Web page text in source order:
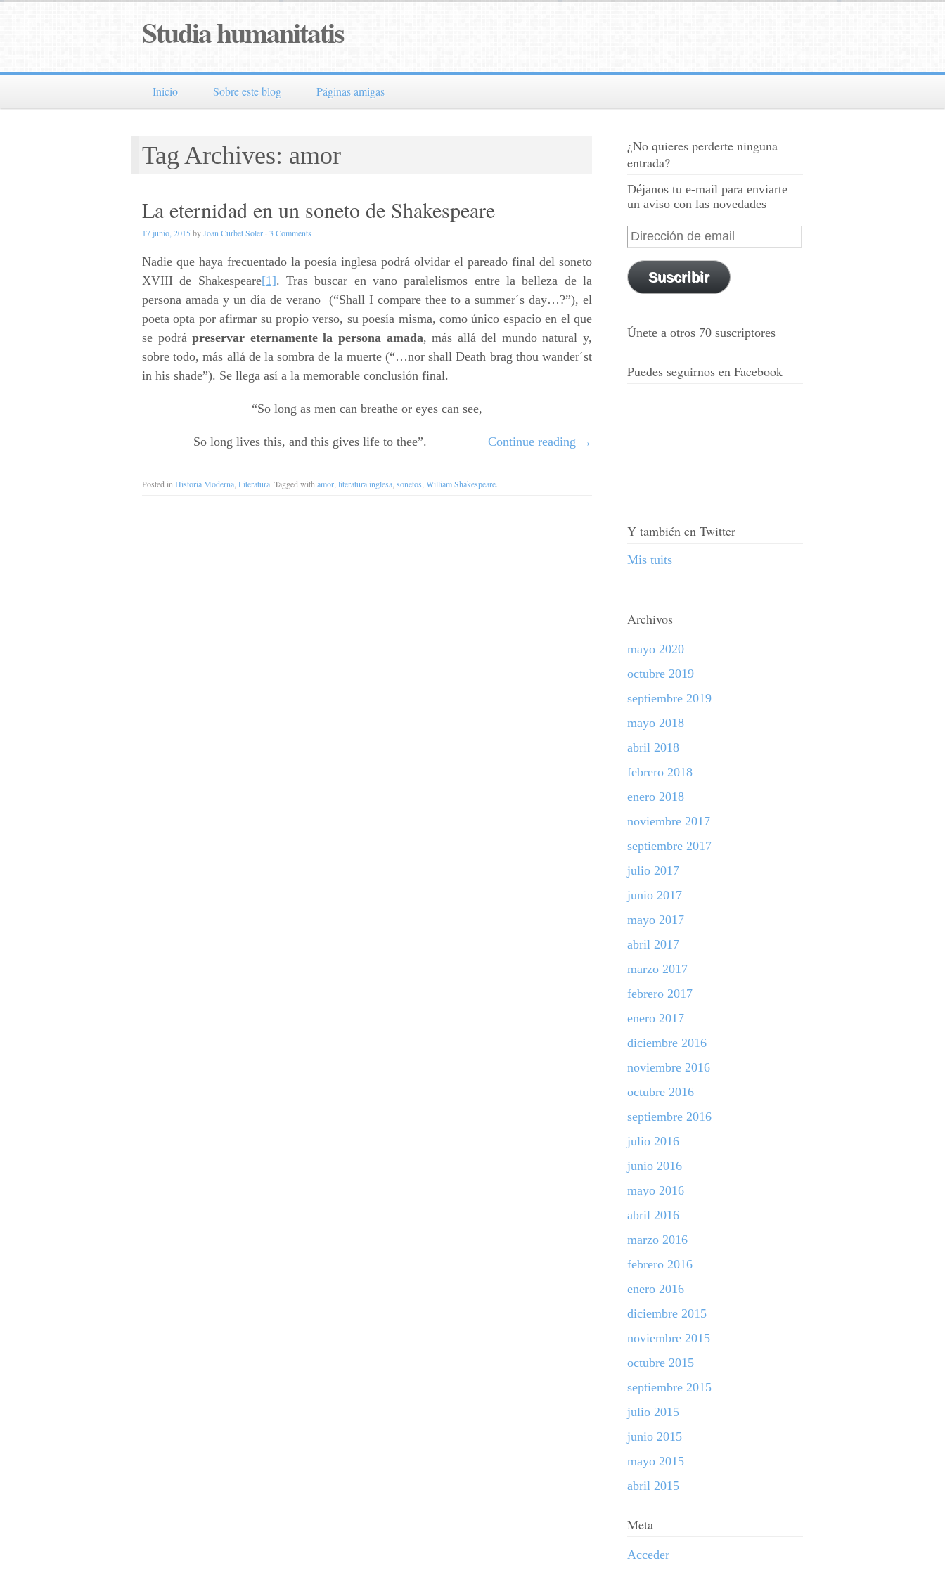
Studia humanitatis
Inicio Sobre este blog Páginas amigas
Tag Archives: amor
La eternidad en un soneto de Shakespeare
17 junio, 2015 byJoan Curbet Soler · 3 Comments
Nadie que haya frecuentado la poesía inglesa podrá olvidar el pareado final del soneto
XVIII de Shakespeare[1]. Tras buscar en vano paralelismos entre la belleza de la
persona amada y un día de verano (“Shall I compare thee to a summer´s day…?”), el
poeta opta por afirmar su propio verso, su poesía misma, como único espacio en el que
se podrápreservar eternamente la persona amada, más allá del mundo natural y,
sobre todo, más allá de la sombra de la muerte (“…nor shall Death brag thou wander´st
in his shade”). Se llega así a la memorable conclusión final.
“So long as men can breathe or eyes can see,
So long lives this, and this gives life to thee”. Continue reading →
Posted in Historia Moderna Literatura. Tagged with amor literatura inglesa sonetos William Shakespeare.
¿No quieres perderte ninguna
entrada?
Déjanos tu e-mail para enviarte
un aviso con las novedades
Suscribir
Únete a otros 70 suscriptores
Puedes seguirnos en Facebook
Y también en Twitter
Mis tuits
Archivos
mayo 2020
octubre 2019
septiembre 2019
mayo 2018
abril 2018
febrero 2018
enero 2018
noviembre 2017
septiembre 2017
julio 2017
junio 2017
mayo 2017
abril 2017
marzo 2017
febrero 2017
enero 2017
diciembre 2016
noviembre 2016
octubre 2016
septiembre 2016
julio 2016
junio 2016
mayo 2016
abril 2016
marzo 2016
febrero 2016
enero 2016
diciembre 2015
noviembre 2015
octubre 2015
septiembre 2015
julio 2015
junio 2015
mayo 2015
abril 2015
Meta
Acceder